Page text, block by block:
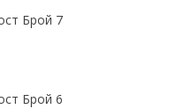
Брой 7
Брой 6